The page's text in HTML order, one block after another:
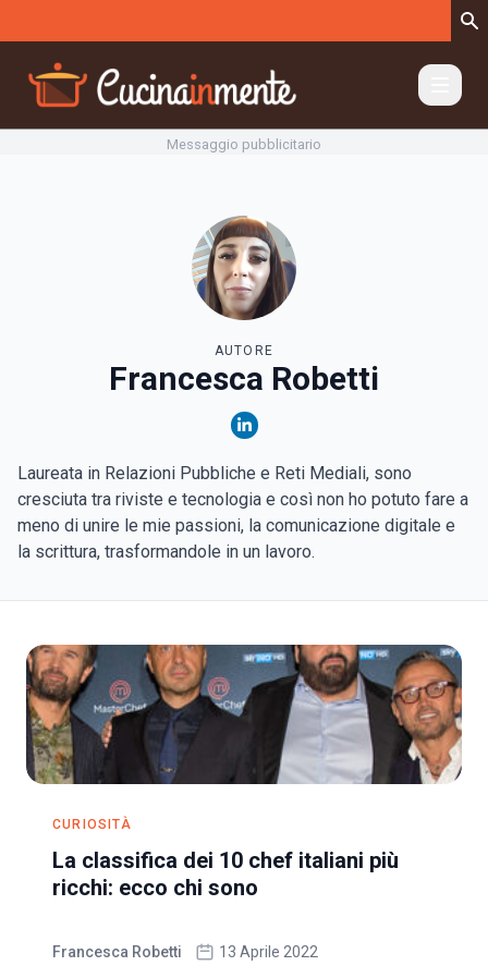
Messaggio pubblicitario
AUTORE
Francesca Robetti
Laureata in Relazioni Pubbliche e Reti Mediali, sono
cresciuta tra riviste e tecnologia e così non ho potuto fare a
meno di unire le mie passioni, la comunicazione digitale e
la scrittura, trasformandole in un lavoro.
CURIOSITÀ
La classifica dei 10 chef italiani più
ricchi: ecco chi sono
Francesca Robetti 13 Aprile 2022